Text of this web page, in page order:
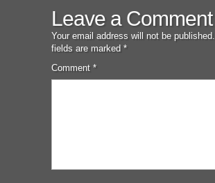
Leave a Comment
Your email address will not be published.
fields are marked *
Comment *